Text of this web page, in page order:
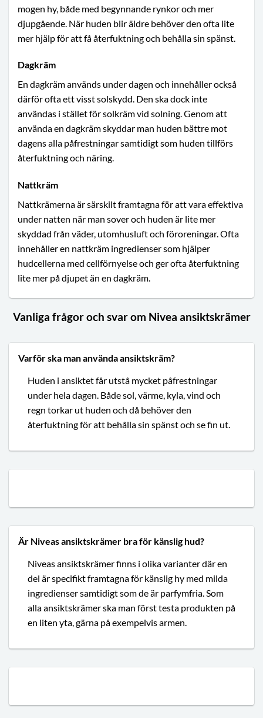
mogen hy, både med begynnande rynkor och mer
djupgående. När huden blir äldre behöver den ofta lite
mer hjälp för att få återfuktning och behålla sin spänst.
Dagkräm
En dagkräm används under dagen och innehåller också
därför ofta ett visst solskydd. Den ska dock inte
användas i stället för solkräm vid solning. Genom att
använda en dagkräm skyddar man huden bättre mot
dagens alla påfrestningar samtidigt som huden tillförs
återfuktning och näring.
Nattkräm
Nattkrämerna är särskilt framtagna för att vara effektiva
under natten när man sover och huden är lite mer
skyddad från väder, utomhusluft och föroreningar. Ofta
innehåller en nattkräm ingredienser som hjälper
hudcellerna med cellförnyelse och ger ofta återfuktning
lite mer på djupet än en dagkräm.
Vanliga frågor och svar om Nivea ansiktskrämer
Varför ska man använda ansiktskräm?
Huden i ansiktet får utstå mycket påfrestningar
under hela dagen. Både sol, värme, kyla, vind och
regn torkar ut huden och då behöver den
återfuktning för att behålla sin spänst och se fin ut.
Är Niveas ansiktskrämer bra för känslig hud?
Niveas ansiktskrämer finns i olika varianter där en
del är specifikt framtagna för känslig hy med milda
ingredienser samtidigt som de är parfymfria. Som
alla ansiktskrämer ska man först testa produkten på
en liten yta, gärna på exempelvis armen.